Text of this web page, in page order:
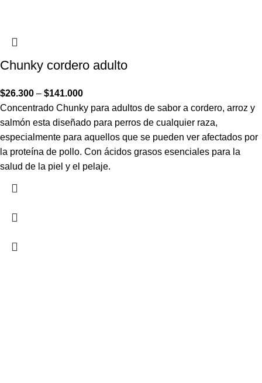
Chunky cordero adulto
$26.300 – $141.000
Concentrado Chunky para adultos de sabor a cordero, arroz y
salmón esta diseñado para perros de cualquier raza,
especialmente para aquellos que se pueden ver afectados por
la proteína de pollo. Con ácidos grasos esenciales para la
salud de la piel y el pelaje.